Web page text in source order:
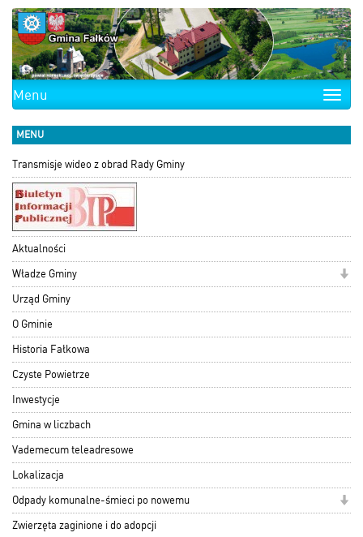
Toggle
Menu
MENU
Transmisje wideo z obrad Rady Gminy
Aktualności
Władze Gminy
Urząd Gminy
O Gminie
Historia Fałkowa
Czyste Powietrze
Inwestycje
Gmina w liczbach
Vademecum teleadresowe
Lokalizacja
Odpady komunalne-śmieci po nowemu
Zwierzęta zaginione i do adopcji